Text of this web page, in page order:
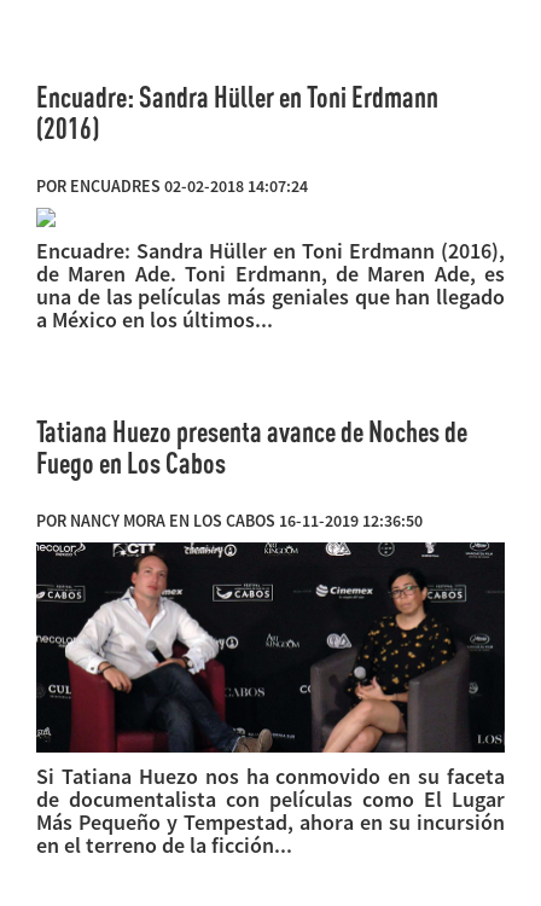
Encuadre: Sandra Hüller en Toni Erdmann
(2016)
POR ENCUADRES 02-02-2018 14:07:24
Encuadre: Sandra Hüller en Toni Erdmann (2016),
de Maren Ade. Toni Erdmann, de Maren Ade, es
una de las películas más geniales que han llegado
a México en los últimos...
Tatiana Huezo presenta avance de Noches de
Fuego en Los Cabos
POR NANCY MORA EN LOS CABOS 16-11-2019 12:36:50
Si Tatiana Huezo nos ha conmovido en su faceta
de documentalista con películas como El Lugar
Más Pequeño y Tempestad, ahora en su incursión
en el terreno de la ficción...